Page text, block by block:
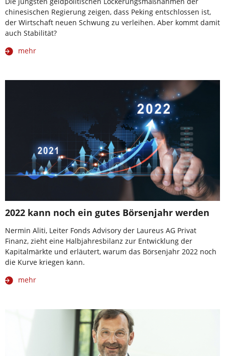
chinesischen Regierung zeigen, dass Peking entschlossen ist,
der Wirtschaft neuen Schwung zu verleihen. Aber kommt damit
auch Stabilität?
mehr
2022 kann noch ein gutes Börsenjahr werden
Nermin Aliti, Leiter Fonds Advisory der Laureus AG Privat
Finanz, zieht eine Halbjahresbilanz zur Entwicklung der
Kapitalmärkte und erläutert, warum das Börsenjahr 2022 noch
die Kurve kriegen kann.
mehr